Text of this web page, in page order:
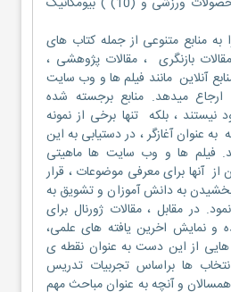
منابع متنوعی از جمله کتاب های
بازنگری ، مقالات پژوهشی ،
آنلاین مانند فیلم ها و وب سایت
میدهد. منابع برجسته شده
نیستند ، بلکه تنها برخی از نمونه
عنوان آغازگر ، در دستیابی به این
فیلم ها و وب سایت ها ماهیتی
آنها برای معرفی موضوعات ، قرار
بخشیدن به دانش آموزان و تشویق به
در مقابل ، مقالات ژورنال برای
و نمایش اخرین یافته های علمی،
از این دست به عنوان نقطه ی
ها براساس تجربیات تدریس
و آنچه به عنوان مباحث مهم